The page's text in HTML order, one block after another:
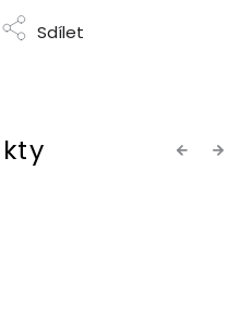
Sdílet
Previous
Next